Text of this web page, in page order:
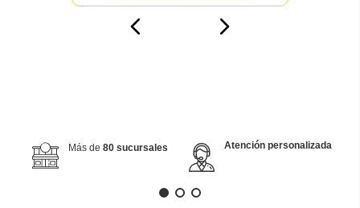
Más de 80 sucursales Atención personalizada